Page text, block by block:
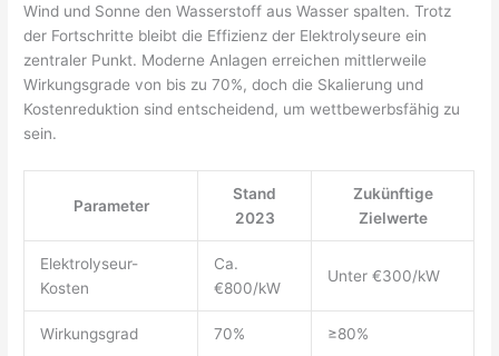
Wind und Sonne den Wasserstoff aus Wasser spalten. Trotz
der Fortschritte bleibt die Effizienz der Elektrolyseure ein
zentraler Punkt. Moderne Anlagen erreichen mittlerweile
Wirkungsgrade von bis zu 70%, doch die Skalierung und
Kostenreduktion sind entscheidend, um wettbewerbsfähig zu
sein.
Parameter
Stand
2023
Zukünftige
Zielwerte
Elektrolyseur-
Kosten
Ca.
€800/kW
Unter €300/kW
Wirkungsgrad 70% ≥80%